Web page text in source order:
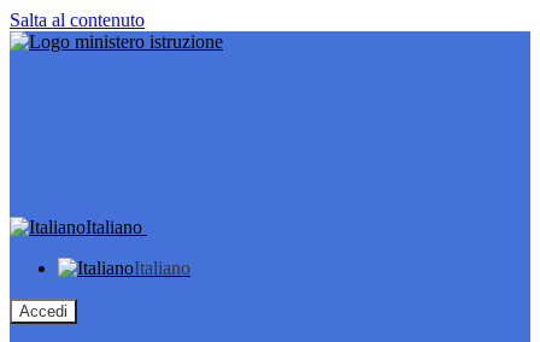
Salta al contenuto
Italiano
Italiano
Accedi